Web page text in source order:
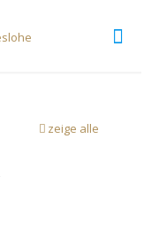
zeige alle